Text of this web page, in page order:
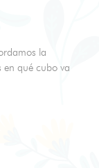
la
qué cubo va